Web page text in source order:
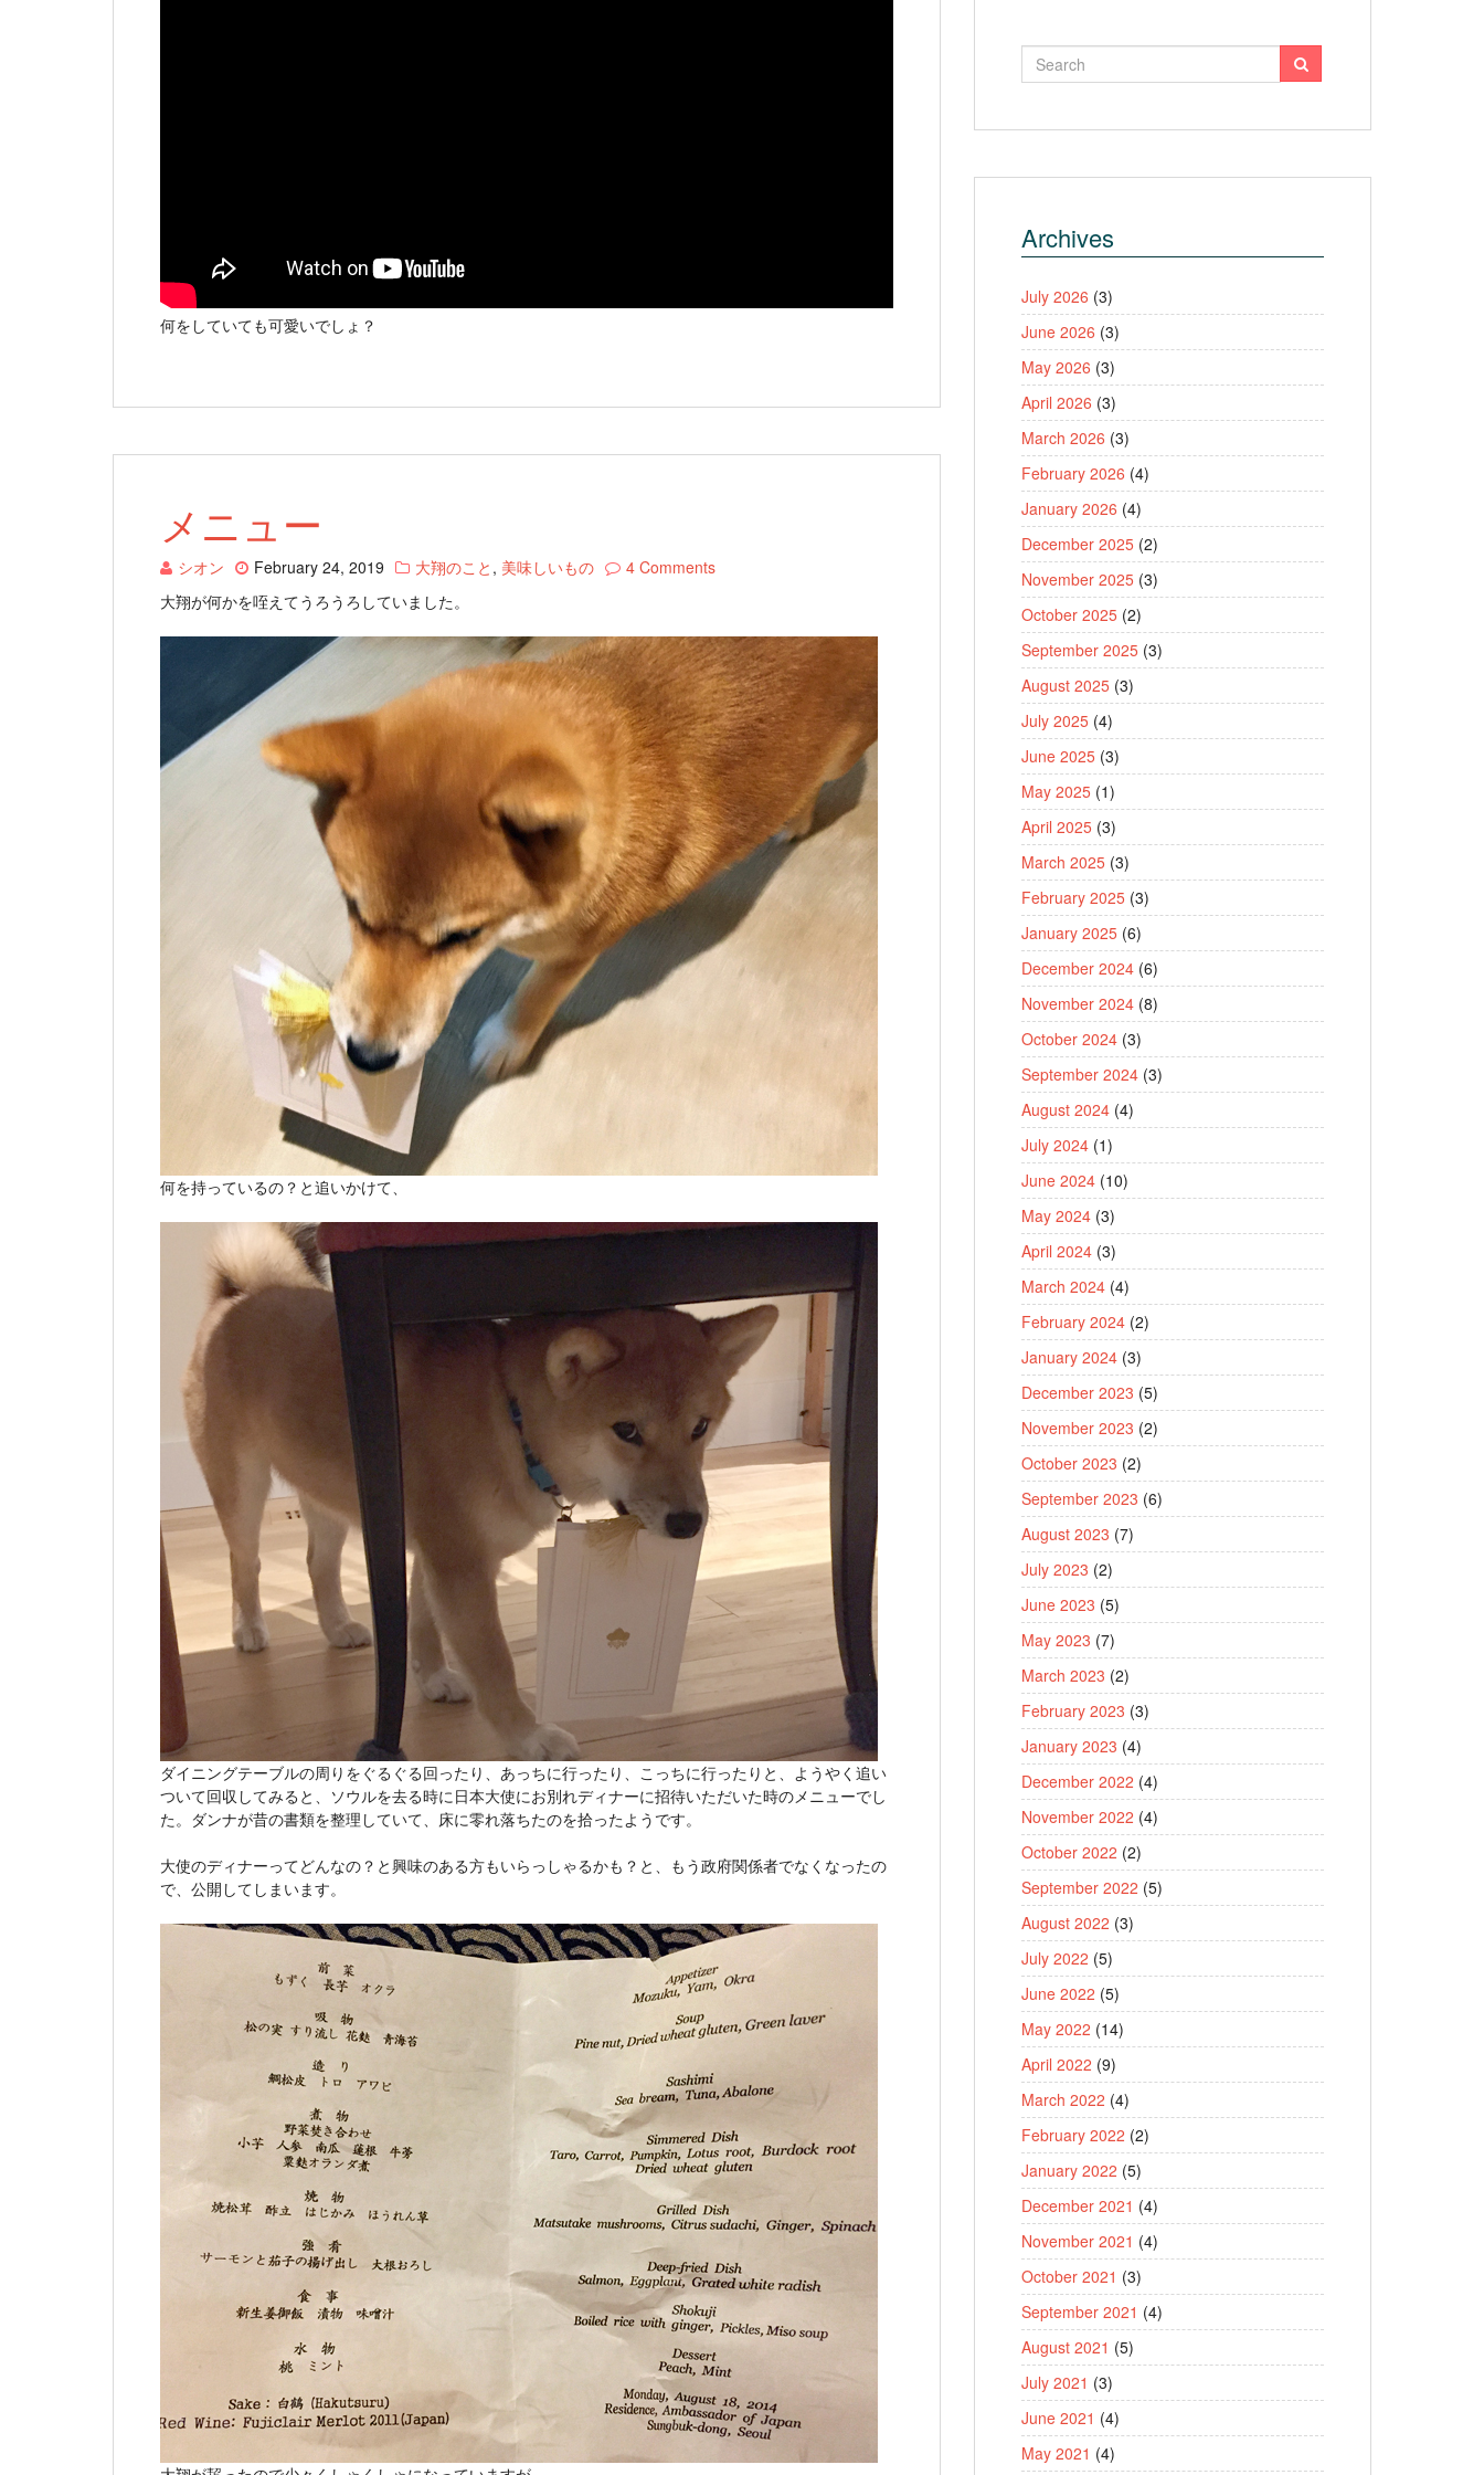
何をしていても可愛いでしょ？
メニュー
シオン February 24, 2019 大翔のこと , 美味しいもの
4 Comments
大翔が何かを咥えてうろうろしていました。
何を持っているの？と追いかけて、
ダイニングテーブルの周りをぐるぐる回ったり、あっちに行ったり、こっちに行ったりと、ようやく追い
ついて回収してみると、ソウルを去る時に日本大使にお別れディナーに招待いただいた時のメニューでし
た。ダンナが昔の書類を整理していて、床に零れ落ちたのを拾ったようです。
大使のディナーってどんなの？と興味のある方もいらっしゃるかも？と、もう政府関係者でなくなったの
で、公開してしまいます。
Archives
July 2026 (3)
June 2026 (3)
May 2026 (3)
April 2026 (3)
March 2026 (3)
February 2026 (4)
January 2026 (4)
December 2025 (2)
November 2025 (3)
October 2025 (2)
September 2025 (3)
August 2025 (3)
July 2025 (4)
June 2025 (3)
May 2025 (1)
April 2025 (3)
March 2025 (3)
February 2025 (3)
January 2025 (6)
December 2024 (6)
November 2024 (8)
October 2024 (3)
September 2024 (3)
August 2024 (4)
July 2024 (1)
June 2024 (10)
May 2024 (3)
April 2024 (3)
March 2024 (4)
February 2024 (2)
January 2024 (3)
December 2023 (5)
November 2023 (2)
October 2023 (2)
September 2023 (6)
August 2023 (7)
July 2023 (2)
June 2023 (5)
May 2023 (7)
March 2023 (2)
February 2023 (3)
January 2023 (4)
December 2022 (4)
November 2022 (4)
October 2022 (2)
September 2022 (5)
August 2022 (3)
July 2022 (5)
June 2022 (5)
May 2022 (14)
April 2022 (9)
March 2022 (4)
February 2022 (2)
January 2022 (5)
December 2021 (4)
November 2021 (4)
October 2021 (3)
September 2021 (4)
August 2021 (5)
July 2021 (3)
June 2021 (4)
May 2021 (4)